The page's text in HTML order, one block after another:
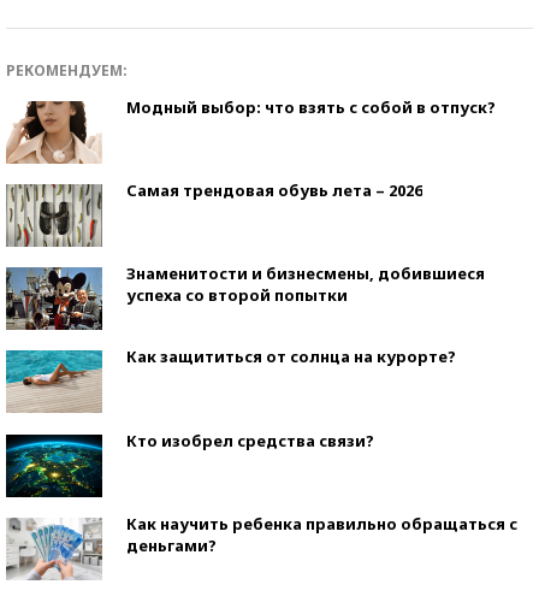
РЕКОМЕНДУЕМ:
Модный выбор: что взять с собой в отпуск?
Самая трендовая обувь лета – 2026
Знаменитости и бизнесмены, добившиеся
успеха со второй попытки
Как защититься от солнца на курорте?
Кто изобрел средства связи?
Как научить ребенка правильно обращаться с
деньгами?